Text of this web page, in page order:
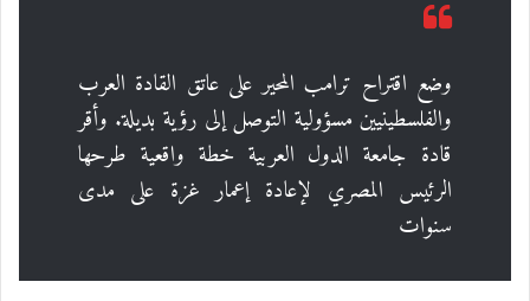
وضع اقتراح ترامب المحير على عاتق القادة العرب
والفلسطينيين مسؤولية التوصل إلى رؤية بديلة. وأقر
قادة جامعة الدول العربية خطة واقعية طرحها
الرئيس المصري لإعادة إعمار غزة على مدى
سنوات